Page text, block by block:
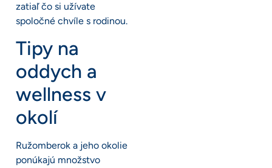
zatiaľ čo si užívate
spoločné chvíle s rodinou.
Tipy na
oddych a
wellness v
okolí
Ružomberok a jeho okolie
ponúkajú množstvo